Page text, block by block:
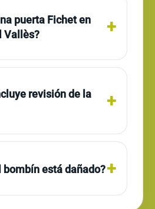
puerta Fichet en
Vallès?
revisión de la
bombín está dañado?